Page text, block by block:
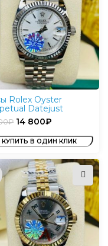
Rolex Oyster
Datejust
₽ 14 800₽
КУПИТЬ В ОДИН КЛИК